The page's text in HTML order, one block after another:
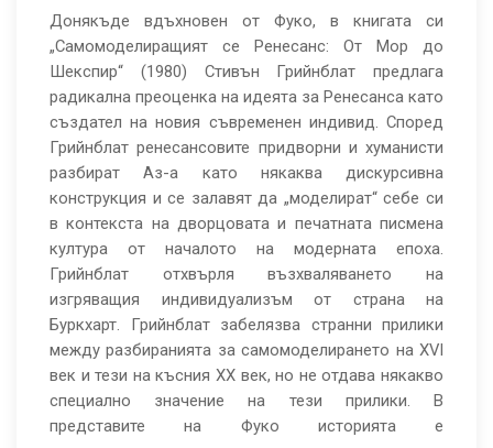
Донякъде вдъхновен от Фуко, в книгата си
„Самомоделиращият се Ренесанс: От Мор до
Шекспир“ (1980) Стивън Грийнблат предлага
радикална преоценка на идеята за Ренесанса като
създател на новия съвременен индивид. Според
Грийнблат ренесансовите придворни и хуманисти
разбират Аз-а като някаква дискурсивна
конструкция и се залавят да „моделират“ себе си
в контекста на дворцовата и печатната писмена
култура от началото на модерната епоха.
Грийнблат отхвърля възхваляването на
изгряващия индивидуализъм от страна на
Буркхарт. Грийнблат забелязва странни прилики
между разбиранията за самомоделирането на XVI
век и тези на късния XX век, но не отдава някакво
специално значение на тези прилики. В
представите на Фуко историята е